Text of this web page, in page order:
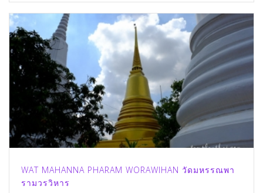
WAT MAHANNA PHARAM WORAWIHAN วัดมหรรณพา
รามวรวิหาร